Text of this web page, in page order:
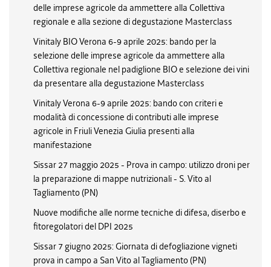
delle imprese agricole da ammettere alla Collettiva
regionale e alla sezione di degustazione Masterclass
Vinitaly BIO Verona 6-9 aprile 2025: bando per la
selezione delle imprese agricole da ammettere alla
Collettiva regionale nel padiglione BIO e selezione dei vini
da presentare alla degustazione Masterclass
Vinitaly Verona 6-9 aprile 2025: bando con criteri e
modalità di concessione di contributi alle imprese
agricole in Friuli Venezia Giulia presenti alla
manifestazione
Sissar 27 maggio 2025 - Prova in campo: utilizzo droni per
la preparazione di mappe nutrizionali - S. Vito al
Tagliamento (PN)
Nuove modifiche alle norme tecniche di difesa, diserbo e
fitoregolatori del DPI 2025
Sissar 7 giugno 2025: Giornata di defogliazione vigneti
prova in campo a San Vito al Tagliamento (PN)